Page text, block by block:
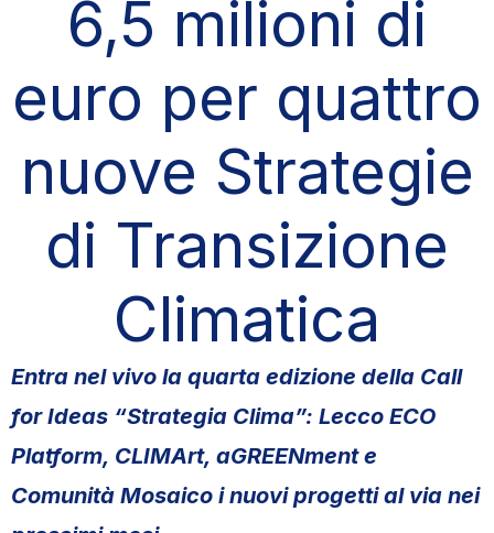
6,5 milioni di
euro per quattro
nuove Strategie
di Transizione
Climatica
Entra nel vivo la quarta edizione della Call
for Ideas “Strategia Clima”: Lecco ECO
Platform, CLIMArt, aGREENment e
Comunità Mosaico i nuovi progetti al via nei